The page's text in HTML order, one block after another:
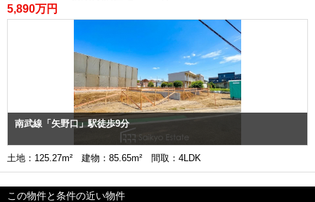
5,890万円
南武線「矢野口」駅徒歩9分
土地：125.27m² 建物：85.65m² 間取：4LDK
この物件と条件の近い物件